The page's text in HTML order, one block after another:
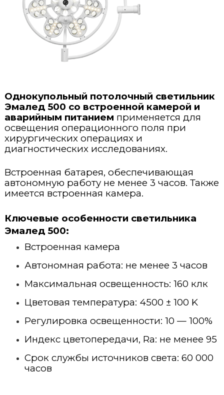
Эндоскопический инструментарий
Операционные хирургические светильники
Лазерные аппараты
Вспомогательное оборудование для хирургии
Портативные ИВЛ
ИВЛ для новорожденных
Наркозные аппараты
Мониторы пациента
Мониторы фетальные
Дефибрилляторы
Рециркуляторы-облучатели
Пульсоксиметры
Терапия
Кольпоскопы
Открытые реанимационные места
Инкубаторы для новорожденных
Стерилизация и дезинфекция
Стерилизатор паровой
Плазменные стерилизаторы
Ультразвуковые моечно-дезинфекционные машины
Машины для обработки предметов ухода за пациентами
Вспомогательное оборудование
Офтальмология
Лабораторная диагностика
Гематологические анализаторы
Гистология и патанатомия
Анестезиология и реанимация
Утилизация
Стационарные ветеринарные рентгены
Однокупольный потолочный светильник
Эмалед 500 со встроенной камерой и
аварийным питанием применяется для
освещения операционного поля при
хирургических операциях и
диагностических исследованиях.
Встроенная батарея, обеспечивающая
автономную работу не менее 3 часов. Также
имеется встроенная камера.
Ключевые особенности светильника
Эмалед 500:
Встроенная камера
Автономная работа: не менее 3 часов
Максимальная освещенность: 160 клк
Цветовая температура: 4500 ± 100 K
Регулировка освещенности: 10 — 100%
Индекс цветопередачи, Ra: не менее 95
Срок службы источников света: 60 000
часов